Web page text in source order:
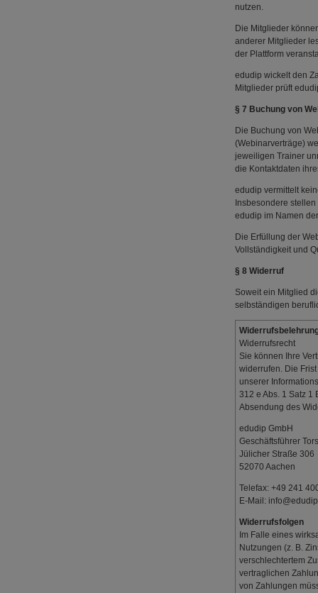
nutzen.
Die Mitglieder
anderer Mitglieder
der Plattform
edudip wickelt den
Mitglieder prüft
§ 7 Buchung von
Die Buchung von
(Webinarverträge)
jeweiligen Trainer
die Kontaktdaten
edudip vermittelt
Insbesondere
edudip im Namen
Die Erfüllung der
Vollständigkeit und
§ 8 Widerruf
Soweit ein Mitglied
selbständigen
Widerrufsrecht
Sie können Ihre
widerrufen. Die
unserer
312 e Abs. 1 Satz 1
Absendung des
edudip GmbH
Geschäftsführer
Jülicher Straße 306
52070 Aachen
Telefax: +49 241
E-Mail:
Widerrufsfolgen
Im Falle eines
Nutzungen (z. B.
verschlechtertem
vertraglichen
von Zahlungen